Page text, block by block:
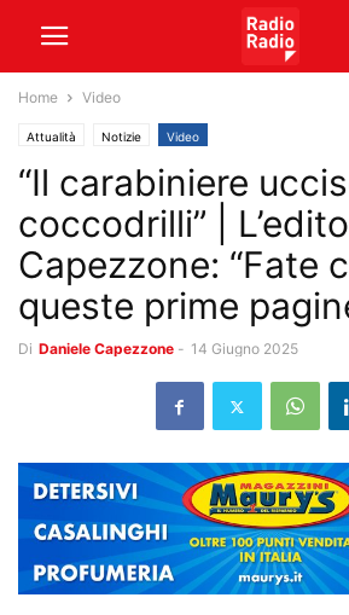
Home Video
Attualità Notizie Video
“Il carabiniere
coccodrilli” |
Capezzone: “Fate
queste prime
Di Daniele Capezzone - 14 Giugno 2025